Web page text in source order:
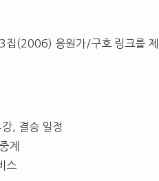
집(2006) 응원가/구호 링크를
, 결승 일정
계
스